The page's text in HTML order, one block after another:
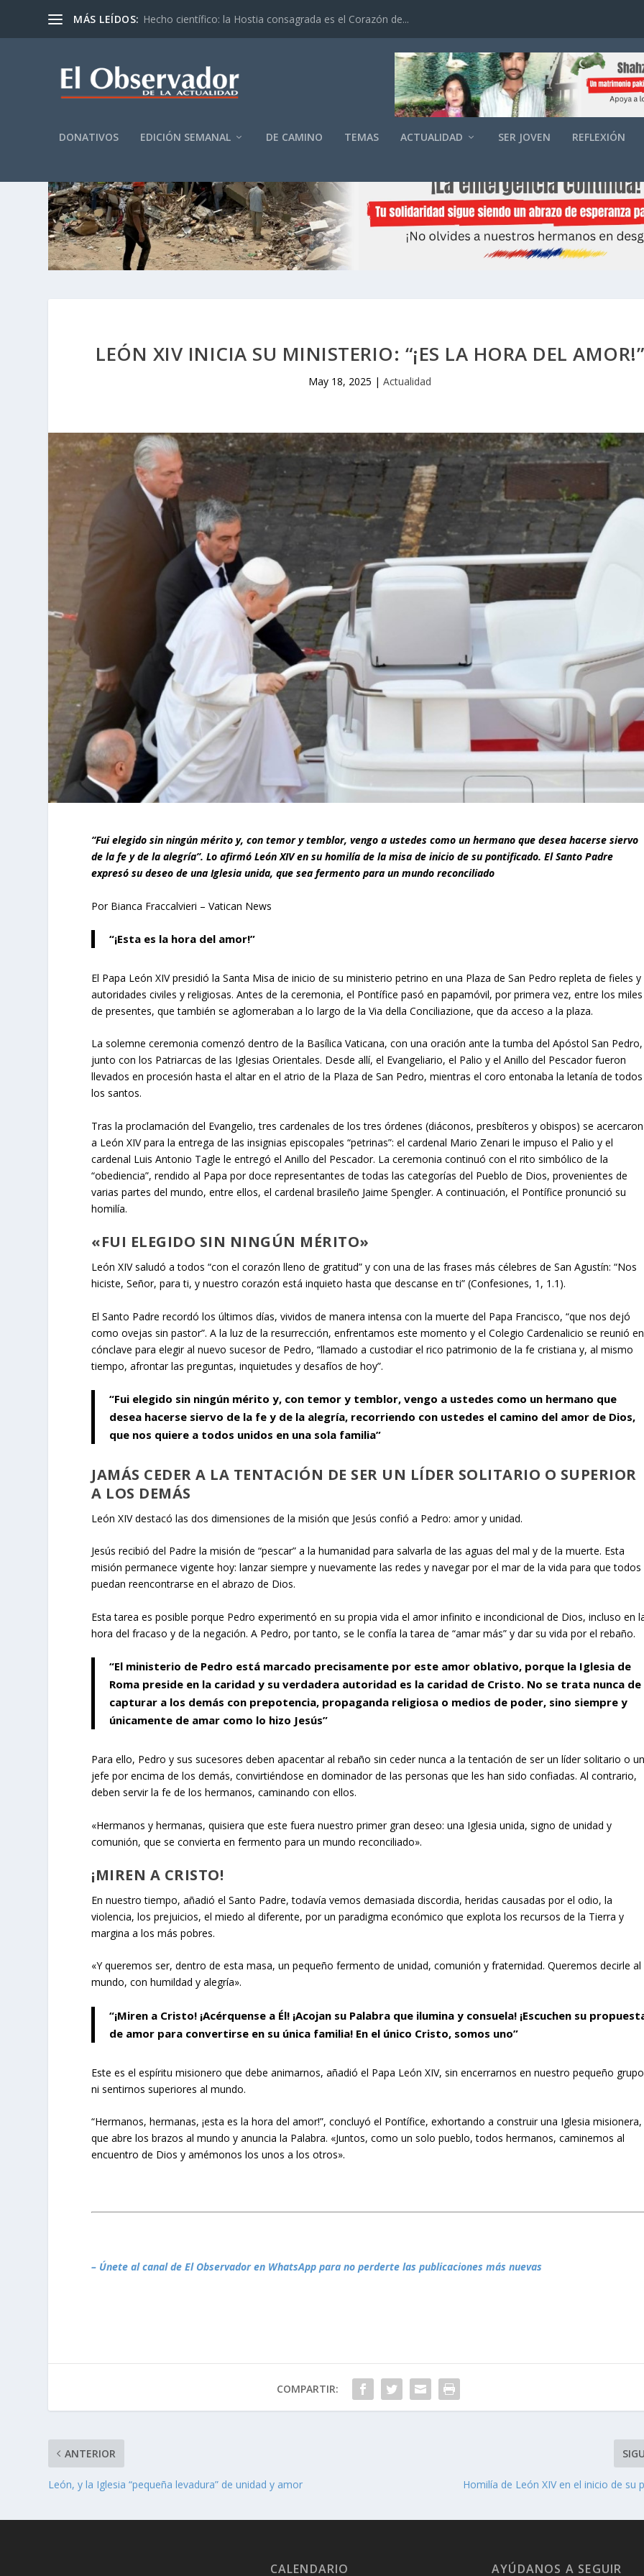
MÁS LEÍDOS: Hecho científico: la Hostia consagrada es el Corazón de...
DONATIVOS EDICIÓN SEMANAL DE CAMINO TEMAS ACTUALIDAD SER JOVEN REFLEXIÓN
LEÓN XIV INICIA SU MINISTERIO: “¡ES LA HORA DEL AMOR!”
May 18, 2025 |Actualidad
“Fui elegido sin ningún mérito y, con temor y temblor, vengo a ustedes como un hermano que desea hacerse siervo
de la fe y de la alegría”. Lo afirmó León XIV en su homilía de la misa de inicio de su pontificado. El Santo Padre
expresó su deseo de una Iglesia unida, que sea fermento para un mundo reconciliado
Por Bianca Fraccalvieri – Vatican News
“¡Esta es la hora del amor!”
El Papa León XIV presidió la Santa Misa de inicio de su ministerio petrino en una Plaza de San Pedro repleta de fieles y
autoridades civiles y religiosas. Antes de la ceremonia, el Pontífice pasó en papamóvil, por primera vez, entre los miles
de presentes, que también se aglomeraban a lo largo de la Via della Conciliazione, que da acceso a la plaza.
La solemne ceremonia comenzó dentro de la Basílica Vaticana, con una oración ante la tumba del Apóstol San Pedro,
junto con los Patriarcas de las Iglesias Orientales. Desde allí, el Evangeliario, el Palio y el Anillo del Pescador fueron
llevados en procesión hasta el altar en el atrio de la Plaza de San Pedro, mientras el coro entonaba la letanía de todos
los santos.
Tras la proclamación del Evangelio, tres cardenales de los tres órdenes (diáconos, presbíteros y obispos) se acercaron
a León XIV para la entrega de las insignias episcopales “petrinas”: el cardenal Mario Zenari le impuso el Palio y el
cardenal Luis Antonio Tagle le entregó el Anillo del Pescador. La ceremonia continuó con el rito simbólico de la
“obediencia”, rendido al Papa por doce representantes de todas las categorías del Pueblo de Dios, provenientes de
varias partes del mundo, entre ellos, el cardenal brasileño Jaime Spengler. A continuación, el Pontífice pronunció su
homilía.
«FUI ELEGIDO SIN NINGÚN MÉRITO»
León XIV saludó a todos “con el corazón lleno de gratitud” y con una de las frases más célebres de San Agustín: “Nos
hiciste, Señor, para ti, y nuestro corazón está inquieto hasta que descanse en ti” (Confesiones, 1, 1.1).
El Santo Padre recordó los últimos días, vividos de manera intensa con la muerte del Papa Francisco, “que nos dejó
como ovejas sin pastor”. A la luz de la resurrección, enfrentamos este momento y el Colegio Cardenalicio se reunió en
cónclave para elegir al nuevo sucesor de Pedro, “llamado a custodiar el rico patrimonio de la fe cristiana y, al mismo
tiempo, afrontar las preguntas, inquietudes y desafíos de hoy”.
“Fui elegido sin ningún mérito y, con temor y temblor, vengo a ustedes como un hermano que
desea hacerse siervo de la fe y de la alegría, recorriendo con ustedes el camino del amor de Dios,
que nos quiere a todos unidos en una sola familia”
JAMÁS CEDER A LA TENTACIÓN DE SER UN LÍDER SOLITARIO O SUPERIOR
A LOS DEMÁS
León XIV destacó las dos dimensiones de la misión que Jesús confió a Pedro: amor y unidad.
Jesús recibió del Padre la misión de “pescar” a la humanidad para salvarla de las aguas del mal y de la muerte. Esta
misión permanece vigente hoy: lanzar siempre y nuevamente las redes y navegar por el mar de la vida para que todos
puedan reencontrarse en el abrazo de Dios.
Esta tarea es posible porque Pedro experimentó en su propia vida el amor infinito e incondicional de Dios, incluso en
hora del fracaso y de la negación. A Pedro, por tanto, se le confía la tarea de “amar más” y dar su vida por el rebaño.
“El ministerio de Pedro está marcado precisamente por este amor oblativo, porque la Iglesia de
Roma preside en la caridad y su verdadera autoridad es la caridad de Cristo. No se trata nunca de
capturar a los demás con prepotencia, propaganda religiosa o medios de poder, sino siempre y
únicamente de amar como lo hizo Jesús”
Para ello, Pedro y sus sucesores deben apacentar al rebaño sin ceder nunca a la tentación de ser un líder solitario o
jefe por encima de los demás, convirtiéndose en dominador de las personas que les han sido confiadas. Al contrario,
deben servir la fe de los hermanos, caminando con ellos.
«Hermanos y hermanas, quisiera que este fuera nuestro primer gran deseo: una Iglesia unida, signo de unidad y
comunión, que se convierta en fermento para un mundo reconciliado».
¡MIREN A CRISTO!
En nuestro tiempo, añadió el Santo Padre, todavía vemos demasiada discordia, heridas causadas por el odio, la
violencia, los prejuicios, el miedo al diferente, por un paradigma económico que explota los recursos de la Tierra y
margina a los más pobres.
«Y queremos ser, dentro de esta masa, un pequeño fermento de unidad, comunión y fraternidad. Queremos decirle al
mundo, con humildad y alegría».
“¡Miren a Cristo! ¡Acérquense a Él! ¡Acojan su Palabra que ilumina y consuela! ¡Escuchen su
de amor para convertirse en su única familia! En el único Cristo, somos uno”
Este es el espíritu misionero que debe animarnos, añadió el Papa León XIV, sin encerrarnos en nuestro pequeño grupo
ni sentirnos superiores al mundo.
“Hermanos, hermanas, ¡esta es la hora del amor!”, concluyó el Pontífice, exhortando a construir una Iglesia misionera,
que abre los brazos al mundo y anuncia la Palabra. «Juntos, como un solo pueblo, todos hermanos, caminemos al
encuentro de Dios y amémonos los unos a los otros».
– Únete al canal de El Observador en WhatsApp para no perderte las publicaciones más nuevas
COMPARTIR:
ANTERIOR
León, y la Iglesia “pequeña levadura” de unidad y amor Homilía de León XIV en el inicio de su
CALENDARIO AYÚDANOS A SEGUIR